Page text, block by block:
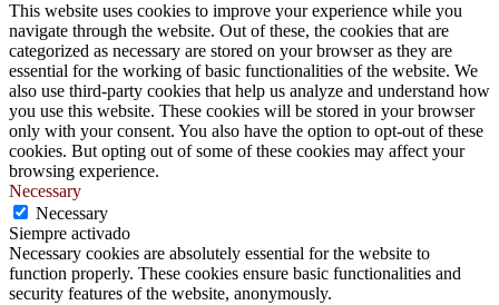
This website uses cookies to improve your experience while you
navigate through the website. Out of these, the cookies that are
categorized as necessary are stored on your browser as they are
essential for the working of basic functionalities of the website. We
also use third-party cookies that help us analyze and understand how
you use this website. These cookies will be stored in your browser
only with your consent. You also have the option to opt-out of these
cookies. But opting out of some of these cookies may affect your
browsing experience.
Necessary
Necessary
Siempre activado
Necessary cookies are absolutely essential for the website to
function properly. These cookies ensure basic functionalities and
security features of the website, anonymously.